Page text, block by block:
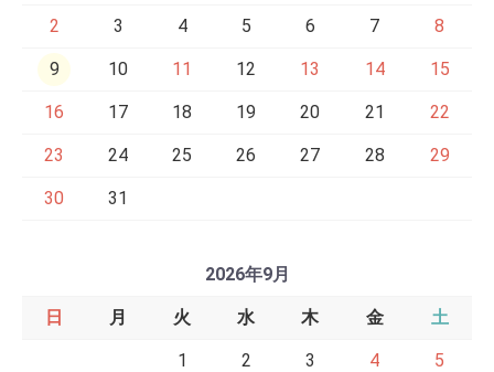
2 3 4 5 6 7 8
9 10 11 12 13 14 15
16 17 18 19 20 21 22
23 24 25 26 27 28 29
30 31
2026年9月
日 月 火 水 木 金 土
1 2 3 4 5